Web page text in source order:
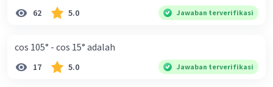
62 5.0 Jawaban terverifikasi
cos 105° - cos 15° adalah
17 5.0 Jawaban terverifikasi